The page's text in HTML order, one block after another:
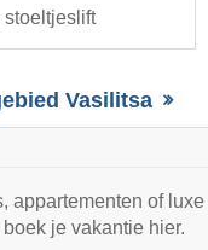
stoeltjeslift
Vasilitsa
appartementen of luxe
je vakantie hier.